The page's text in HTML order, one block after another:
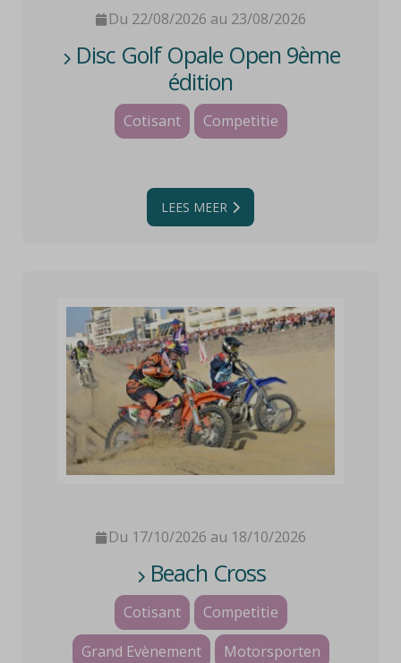
Du 22/08/2026 au 23/08/2026
Disc Golf Opale Open 9ème
édition
Cotisant Competitie
LEES MEER
Du 17/10/2026 au 18/10/2026
Beach Cross
Cotisant
Competitie
Grand Evènement
Motorsporten